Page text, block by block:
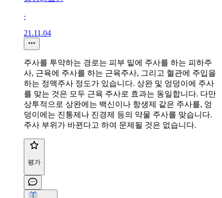
∙
21.11.04
주사를 투약하는 경로는 피부 밑에 주사를 하는 피하주
사, 근육에 주사를 하는 근육주사, 그리고 혈관에 주입을
하는 정맥주사 정도가 있습니다. 상완 및 엉덩이에 주사
를 맞는 것은 모두 근육 주사로 효과는 동일합니다. 다만
상투적으로 상완에는 백신이나 항생제 같은 주사를, 엉
덩이에는 진통제나 진경제 등의 약물 주사를 맞습니다.
주사 부위가 바뀐다고 하여 문제될 것은 없습니다.
평가